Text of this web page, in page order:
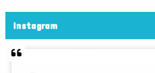
Instagram